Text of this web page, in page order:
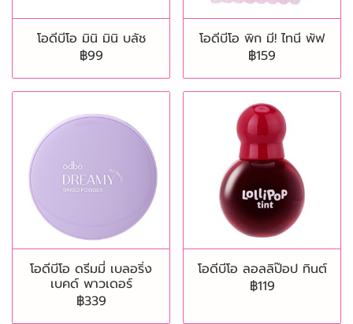
โอดีบีโอ มินิ มินิ บลัช
฿99
โอดีบีโอ พิก มี! ไทนี พัฟ
฿159
โอดีบีโอ ดรีมมี่ เบลอริ่ง
เบคด์ พาวเดอร์
฿339
โอดีบีโอ ลอลลิป๊อป ทินต์
฿119